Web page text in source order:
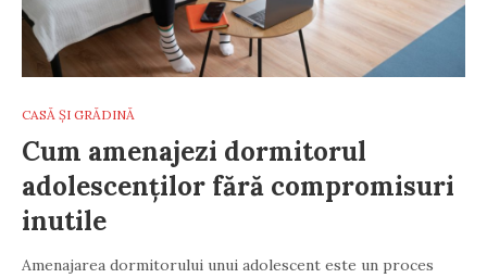
CASĂ ȘI GRĂDINĂ
Cum amenajezi dormitorul
adolescenților fără compromisuri
inutile
Amenajarea dormitorului unui adolescent este un proces